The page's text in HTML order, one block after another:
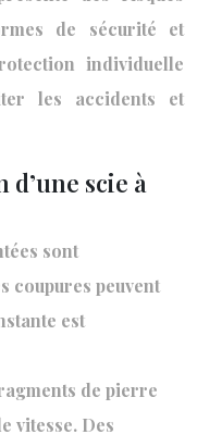
de sécurité et
individuelle
les accidents et
scie à
sont
coupures peuvent
est
de pierre
vitesse. Des